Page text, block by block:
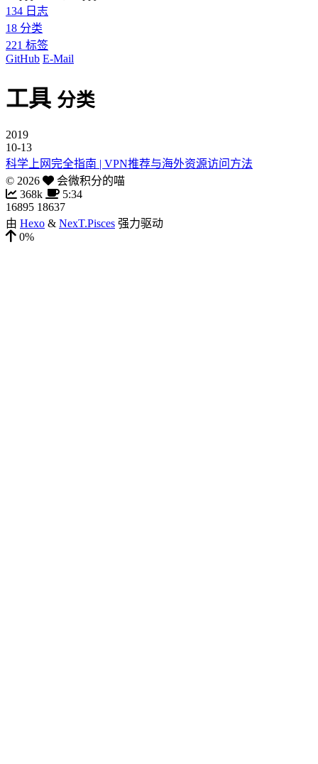
134 日志
18 分类
221 标签
GitHub E-Mail
工具 分类
2019
10-13
科学上网完全指南 | VPN推荐与海外资源访问方法
© 2026
会微积分的喵
368k
5:34
16895 18637
由 Hexo & NexT.Pisces 强力驱动
0%